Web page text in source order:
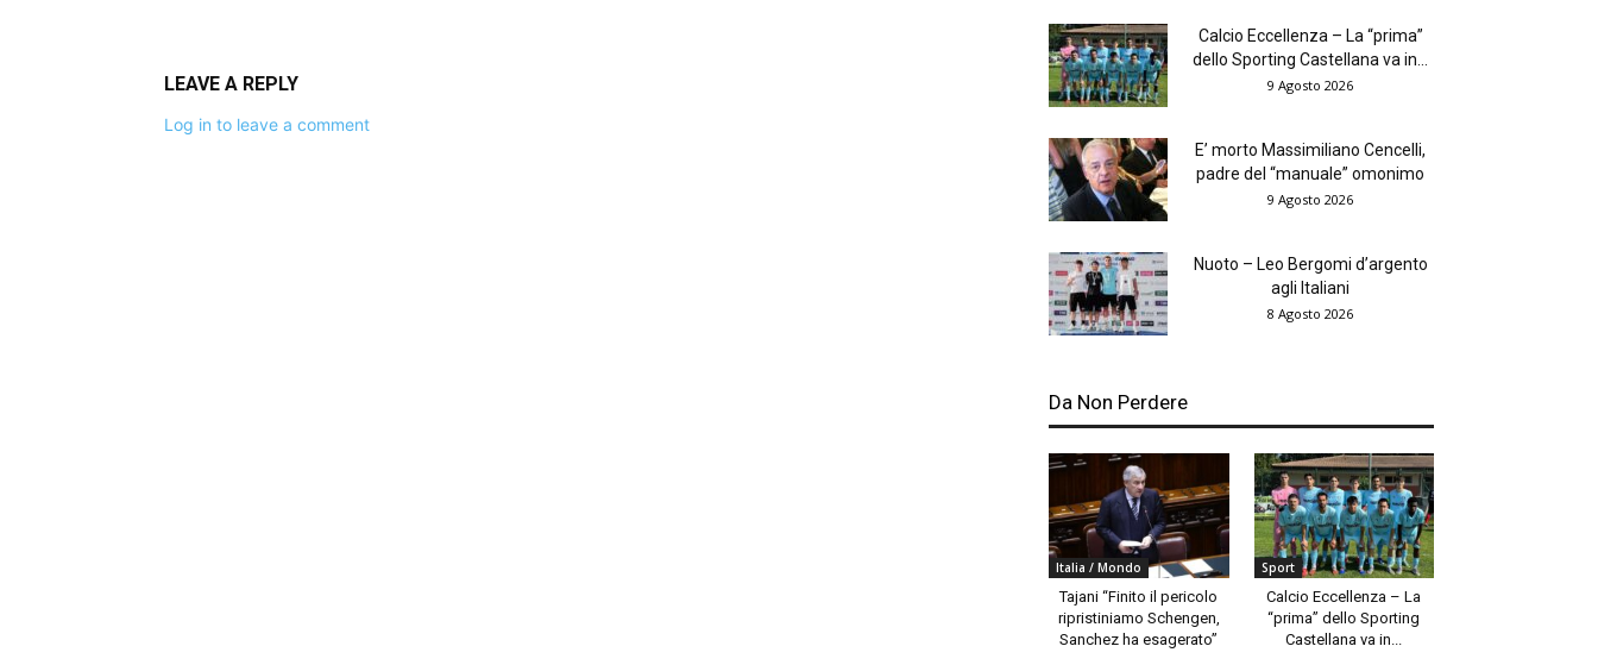
LEAVE A REPLY
Log in to leave a comment
Calcio Eccellenza – La “prima”
dello Sporting Castellana va in...
9 Agosto 2026
E’ morto Massimiliano Cencelli,
padre del “manuale” omonimo
9 Agosto 2026
Nuoto – Leo Bergomi d’argento
agli Italiani
8 Agosto 2026
Da Non Perdere
Italia / Mondo
Tajani “Finito il pericolo
ripristiniamo Schengen,
Sanchez ha esagerato”
Sport
Calcio Eccellenza – La
“prima” dello Sporting
Castellana va in...